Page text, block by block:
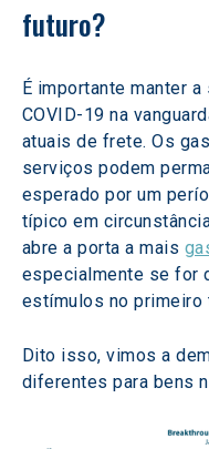
futuro?
É importante manter
COVID-19 na
atuais de frete. Os
serviços podem
esperado por um
típico em
abre a porta a mais
especialmente se for
estímulos no primeiro
Dito isso, vimos a
diferentes para bens